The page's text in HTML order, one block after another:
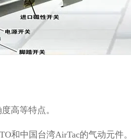
高等特点。
和中国台湾AirTac的气动元件。